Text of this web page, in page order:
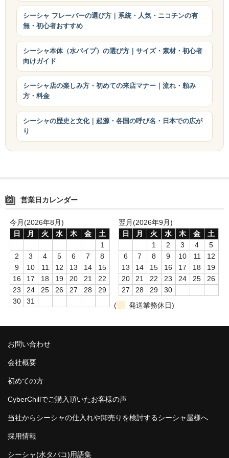
シーシャ フレーバーの選び方｜系統・人気・ニコチンの有
無・初心者おすすめ
シーシャ本体（水パイプ）の選び方｜サイズ・素材・初心者
向けガイド
シーシャ店の楽しみ方・初めての来店マナー｜流れ・頼み
方・料金
シーシャの歴史と文化｜起源・各国の呼び名・日本での広が
り
営業日カレンダー
今月(2026年8月)
日
月 火 水 木 金
土
1
2
3 4 5 6 7
8
9
10 11 12 13 14
15
16
17 18 19 20 21
22
23
24 25 26 27 28
29
30
31
翌月(2026年9月)
日
月 火 水 木 金
土
1
2 3 4
5
6
7 8 9 10 11
12
13
14 15 16 17 18
19
20
21 22 23 24 25
26
27
28 29
30
(
発送業務休日)
お問い合わせ
会社概要
初めての方
CyberChillでご購入頂いたお客様の声
当社からシーシャの仕入れや卸売りを検討するシーシャ屋様へ
採用情報
シーシャ(水タバコ)用語集